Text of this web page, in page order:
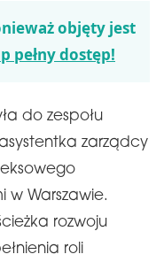
objęty jest
pełny dostęp!
do zespołu
zarządcy
w Warszawie.
rozwoju
roli